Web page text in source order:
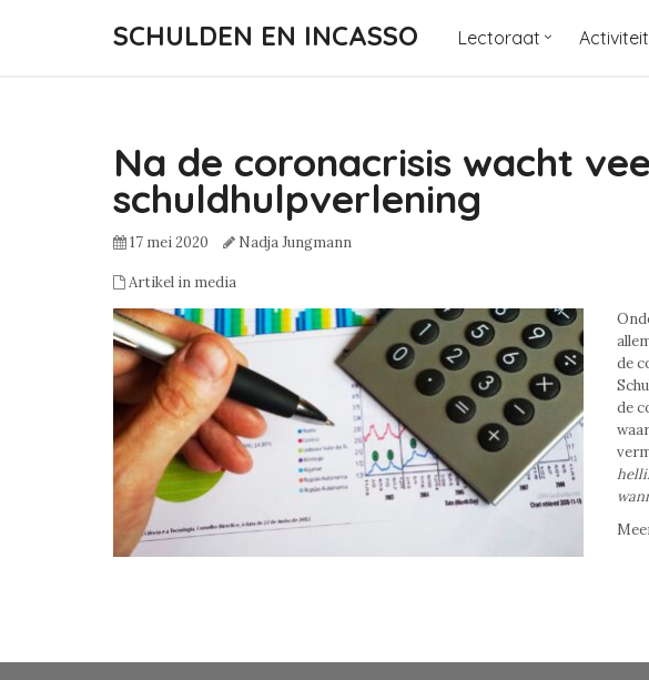
SCHULDEN EN INCASSO Lectoraat
Na de coronacrisis wacht
schuldhulpverlening
17 mei 2020 Nadja Jungmann
Artikel in media
de
de